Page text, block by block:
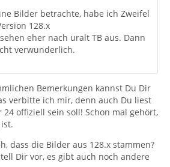
Bilder betrachte, habe ich Zweifel
128.x
eher nach uralt TB aus. Dann
verwunderlich.
Bemerkungen kannst Du Dir
verbitte ich mir, denn auch Du liest
24 offiziell sein soll! Schon mal gehört,
dass die Bilder aus 128.x stammen?
Dir vor, es gibt auch noch andere